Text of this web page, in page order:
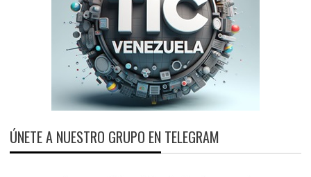
ÚNETE A NUESTRO GRUPO EN TELEGRAM